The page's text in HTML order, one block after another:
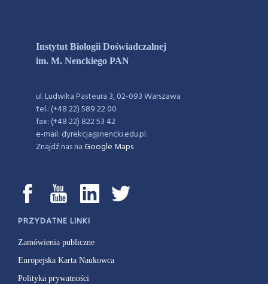
Instytut Biologii Doświadczalnej
im. M. Nenckiego PAN
ul. Ludwika Pasteura 3, 02-093 Warszawa
tel.: (+48 22) 589 22 00
fax: (+48 22) 822 53 42
e-mail: dyrekcja@nencki.edu.pl
Znajdź nas naGoogle Maps
PRZYDATNE LINKI
Zamówienia publiczne
Europejska Karta Naukowca
Polityka prywatności